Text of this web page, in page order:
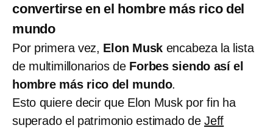
convertirse en el hombre más rico del
mundo
Por primera vez, Elon Musk encabeza la lista
de multimillonarios deForbes siendo así el
hombre más rico del mundo.
Esto quiere decir que Elon Musk por fin ha
superado el patrimonio estimado de Jeff